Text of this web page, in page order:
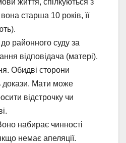
старша 10 років, її
районного суду за
відповідача (матері).
Обидві сторони
докази. Мати може
відстрочку чи
набирає чинності
немає апеляції.